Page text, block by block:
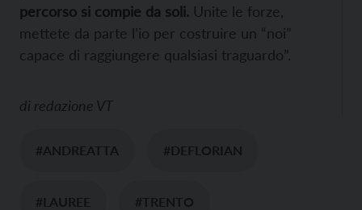
percorso si compie da soli. Unite le forze,
mettete da parte l’io per costruire un “noi”
capace di raggiungere qualsiasi traguardo”.
di redazione VT
#ANDREATTA #DEFLORIAN
#LAUREE #TRENTO